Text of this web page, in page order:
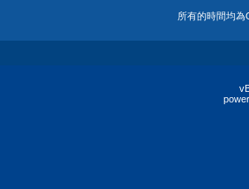
所有的時間均為